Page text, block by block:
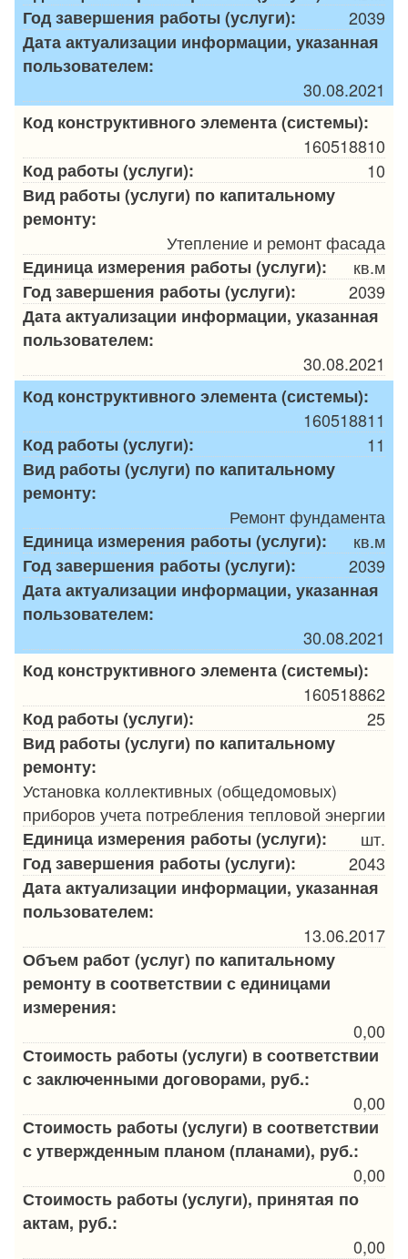
Год завершения работы (услуги):
2039
Дата актуализации информации, указанная
пользователем:
30.08.2021
Код конструктивного элемента (системы):
160518810
Код работы (услуги):
10
Вид работы (услуги) по капитальному
ремонту:
Утепление и ремонт фасада
Единица измерения работы (услуги):
кв.м
Год завершения работы (услуги):
2039
Дата актуализации информации, указанная
пользователем:
30.08.2021
Код конструктивного элемента (системы):
160518811
Код работы (услуги):
11
Вид работы (услуги) по капитальному
ремонту:
Ремонт фундамента
Единица измерения работы (услуги):
кв.м
Год завершения работы (услуги):
2039
Дата актуализации информации, указанная
пользователем:
30.08.2021
Код конструктивного элемента (системы):
160518862
Код работы (услуги):
25
Вид работы (услуги) по капитальному
ремонту:
Установка коллективных (общедомовых)
приборов учета потребления тепловой энергии
Единица измерения работы (услуги):
шт.
Год завершения работы (услуги):
2043
Дата актуализации информации, указанная
пользователем:
13.06.2017
Объем работ (услуг) по капитальному
ремонту в соответствии с единицами
измерения:
0,00
Стоимость работы (услуги) в соответствии
с заключенными договорами, руб.:
0,00
Стоимость работы (услуги) в соответствии
с утвержденным планом (планами), руб.:
0,00
Стоимость работы (услуги), принятая по
актам, руб.:
0,00